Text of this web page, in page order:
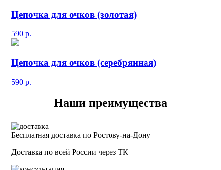
Цепочка для очков (золотая)
590 р.
Цепочка для очков (серебрянная)
590 р.
Наши преимущества
Бесплатная доставка по Ростову-на-Дону
Доставка по всей России через ТК